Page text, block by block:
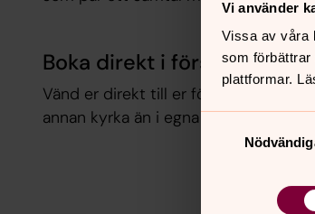
Vi använder
Vissa av våra
som
plattformar.
Boka direkt i församlingen
Vänd er direkt till er församling för
annan kyrka än i egna församlingen,